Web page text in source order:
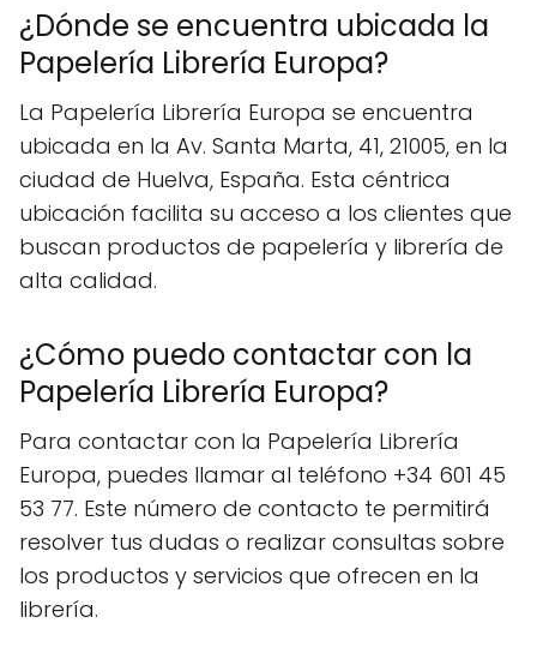
¿Dónde se encuentra ubicada la
Papelería Librería Europa?
La Papelería Librería Europa se encuentra
ubicada en la Av. Santa Marta, 41, 21005, en la
ciudad de Huelva, España. Esta céntrica
ubicación facilita su acceso a los clientes que
buscan productos de papelería y librería de
alta calidad.
¿Cómo puedo contactar con la
Papelería Librería Europa?
Para contactar con la Papelería Librería
Europa, puedes llamar al teléfono +34 601 45
53 77. Este número de contacto te permitirá
resolver tus dudas o realizar consultas sobre
los productos y servicios que ofrecen en la
librería.